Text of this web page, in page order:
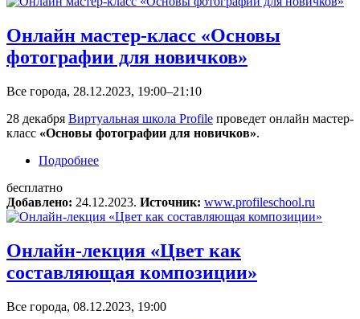
Онлайн мастер-класс «Основы
фотографии для новичков»
Все города, 28.12.2023, 19:00–21:10
28 декабря Виртуальная школа Profile проведет онлайн мастер-
класс «Основы фотографии для новичков».
Подробнее
бесплатно
Добавлено: 24.12.2023. Источник: www.profileschool.ru
Онлайн-лекция «Цвет как
составляющая композиции»
Все города, 08.12.2023, 19:00